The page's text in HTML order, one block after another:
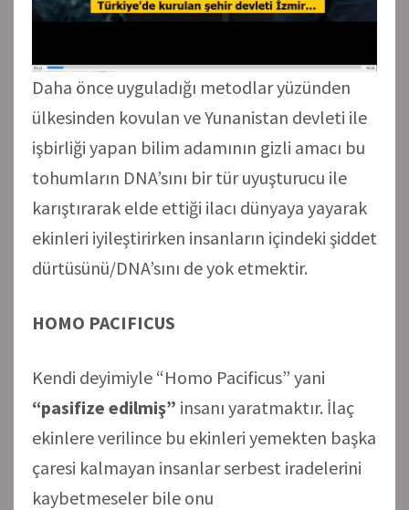
Daha önce uyguladığı metodlar yüzünden
ülkesinden kovulan ve Yunanistan devleti ile
işbirliği yapan bilim adamının gizli amacı bu
tohumların DNA’sını bir tür uyuşturucu ile
karıştırarak elde ettiği ilacı dünyaya yayarak
ekinleri iyileştirirken insanların içindeki şiddet
dürtüsünü/DNA’sını de yok etmektir.
HOMO PACIFICUS
Kendi deyimiyle “Homo Pacificus” yani
“pasifize edilmiş” insanı yaratmaktır. İlaç
ekinlere verilince bu ekinleri yemekten başka
çaresi kalmayan insanlar serbest iradelerini
kaybetmeseler bile onu